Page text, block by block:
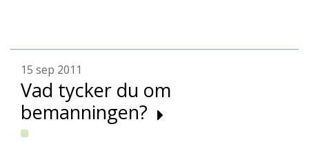
15 sep 2011
Vad tycker du om
bemanningen?